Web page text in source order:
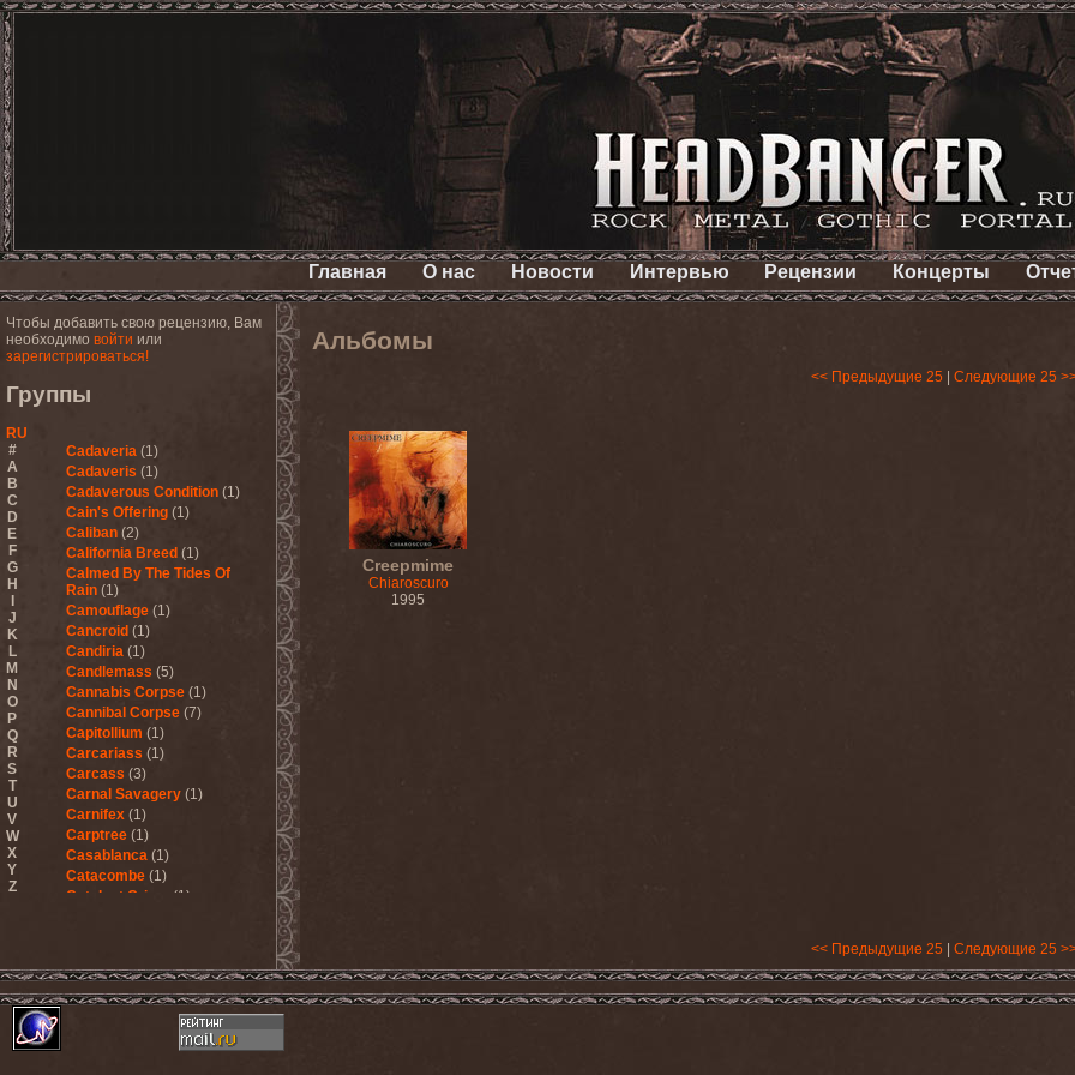
Главная О нас Новости Интервью Рецензии Концерты
Чтобы добавить свою рецензию, Вам
необходимо войти или
зарегистрироваться!
Группы
RU
#
A
B
C
D
E
F
G
H
J
K
L
M
N
O
P
Q
R
S
T
U
V
W
X
Y
Z
Cadaveria (1)
Cadaveris (1)
Cadaverous Condition (1)
Cain's Offering (1)
Caliban (2)
California Breed (1)
Calmed By The Tides Of
Rain (1)
Camouflage (1)
Cancroid (1)
Candiria (1)
Candlemass (5)
Cannabis Corpse (1)
Cannibal Corpse (7)
Capitollium (1)
Carcariass (1)
Carcass (3)
Carnal Savagery (1)
Carnifex (1)
Carptree (1)
Casablanca (1)
Catacombe (1)
Catalyst Crime
(1)
Catchers In The Rye (1)
Catharsis (7)
Catharsis vs Margenta (1)
Альбомы
<< Предыдущие 25 Следующие 25
Creepmime
Chiaroscuro
1995
<< Предыдущие 25 Следующие 25